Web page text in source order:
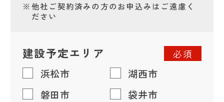
※他社ご契約済みの方のお申込みはご遠慮く
ださい
建設予定エリア 必須
浜松市
湖西市
磐田市
袋井市